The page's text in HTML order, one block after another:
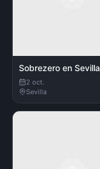
Sobrezero en Sevilla
2 oct.
Sevilla